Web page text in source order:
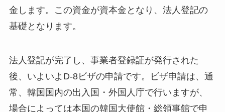
金します。この資金が資本金となり、法人登記の
基礎となります。
法人登記が完了し、事業者登録証が発行された
後、いよいよD-8ビザの申請です。ビザ申請は、通
常、韓国国内の出入国・外国人庁で行いますが、
場合によっては本国の韓国大使館・総領事館で申